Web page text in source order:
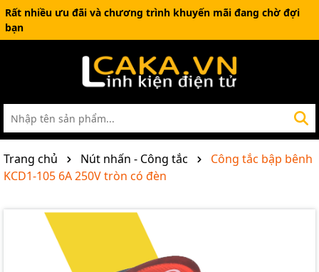
Rất nhiều ưu đãi và chương trình khuyến mãi đang chờ đợi
bạn
Trang chủ Nút nhấn - Công tắc
Công tắc bập bênh
KCD1-105 6A 250V tròn có đèn